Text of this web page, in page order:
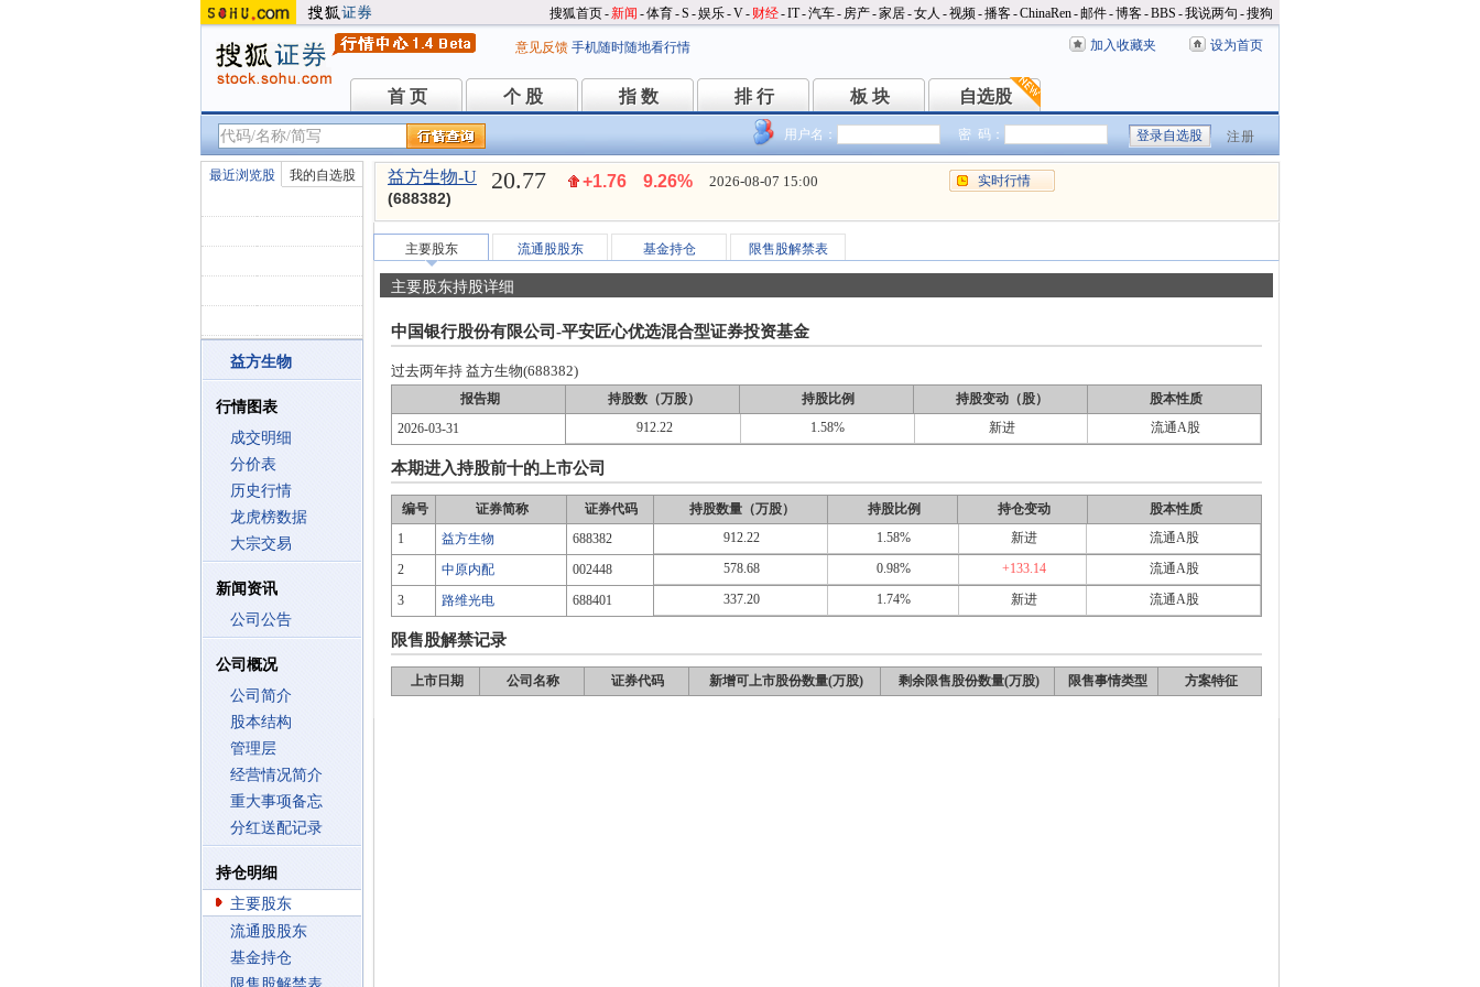
搜狐首页-新闻 -体育-S -娱乐-V- 财经-IT-汽车- 房产-家居-女人 -视频-播客-ChinaRen-邮件-博客-BBS -我说两句 -搜狗
意见反馈 手机随时随地看行情 加入收藏夹 设为首页
首 页
首 页 个 股
个 股 指 数
指 数 排 行
排 行 板 块
板 块 自选股
自选股
用户名： 密 码： 注册
最近浏览股 我的自选股
益方生物
行情图表
成交明细
分价表
历史行情
龙虎榜数据
大宗交易
新闻资讯
公司公告
公司概况
公司简介
股本结构
管理层
经营情况简介
重大事项备忘
分红送配记录
持仓明细
主要股东
流通股股东
基金持仓
益方生物-U
(688382)
20.77 +1.76 9.26% 2026-08-07 15:00 实时行情
主要股东 流通股股东 基金持仓 限售股解禁表
主要股东持股详细
中国银行股份有限公司-平安匠心优选混合型证券投资基金
过去两年持 益方生物(688382)
报告期 持股数（万股） 持股比例 持股变动（股）
股本性质
2026-03-31
912.22 1.58% 新进 流通A股
本期进入持股前十的上市公司
编号 证券简称 证券代码 持股数量（万股） 持股比例 持仓变动
股本性质
1
益方生物 688382 912.22 1.58% 新进 流通A股
2 中原内配 002448 578.68 0.98% +133.14 流通A股
3 路维光电 688401 337.20 1.74% 新进 流通A股
限售股解禁记录
上市日期 公司名称 证券代码 新增可上市股份数量(万股) 剩余限售股份数量(万股) 限售事情类型 方案特征